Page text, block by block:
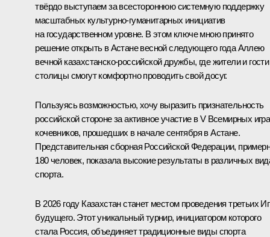
твёрдо выступаем за всестороннюю системную поддержку
масштабных культурно-гуманитарных инициатив
на государственном уровне. В этом ключе мною принято
решение открыть в Астане весной следующего года Аллею
вечной казахстанско-российской дружбы, где жители и гости
столицы смогут комфортно проводить свой досуг.
Пользуясь возможностью, хочу выразить признательность
российской стороне за активное участие в V Всемирных
кочевников, прошедших в начале сентября в Астане.
Представительная сборная Российской Федерации,
180 человек, показала высокие результаты в различных
спорта.
В 2026 году Казахстан станет местом проведения третьих
будущего. Этот уникальный турнир, инициатором которого
стала Россия, объединяет традиционные виды спорта